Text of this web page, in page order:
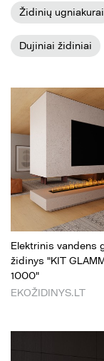
Židinių ugniakurai
Dujiniai židiniai
Elektrinis vandens
židinys "KIT
1000"
EKOŽIDINYS.LT